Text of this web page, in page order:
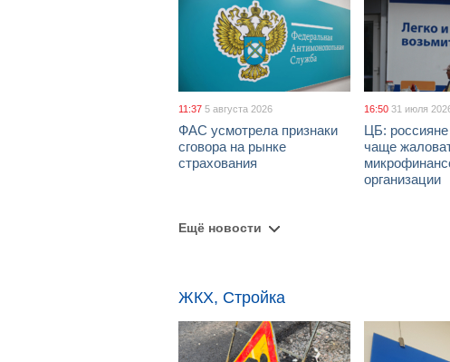
11:37 5 августа 2026
ФАС усмотрела признаки
сговора на рынке
страхования
16:50 31 июля
ЦБ:
чаще
организации
Ещё новости
ЖКХ, Стройка